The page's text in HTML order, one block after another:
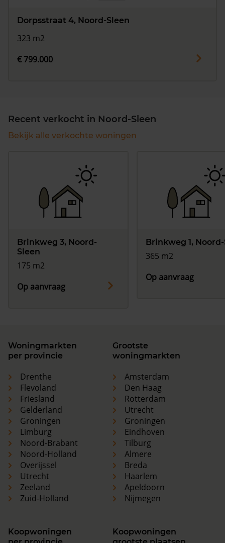
Dorpsstraat 4, Noord-Sleen
323 m2
€ 799.000
Recent verkocht in Noord-Sleen
Bekijk alle verkochte woningen
Brinkweg 3, Noord-
Sleen
175 m2
Op aanvraag
Brinkweg 1,
365 m2
Op aanvraag
Woningmarkten
per provincie
Drenthe
Flevoland
Friesland
Gelderland
Groningen
Limburg
Noord-Brabant
Noord-Holland
Overijssel
Utrecht
Zeeland
Zuid-Holland
Grootste
woningmarkten
Amsterdam
Den Haag
Rotterdam
Utrecht
Groningen
Eindhoven
Tilburg
Almere
Breda
Haarlem
Apeldoorn
Nijmegen
Koopwoningen
Koopwoningen